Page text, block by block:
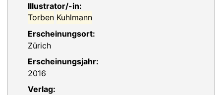
Illustrator/-in:
Torben Kuhlmann
Erscheinungsort:
Zürich
Erscheinungsjahr:
2016
Verlag: